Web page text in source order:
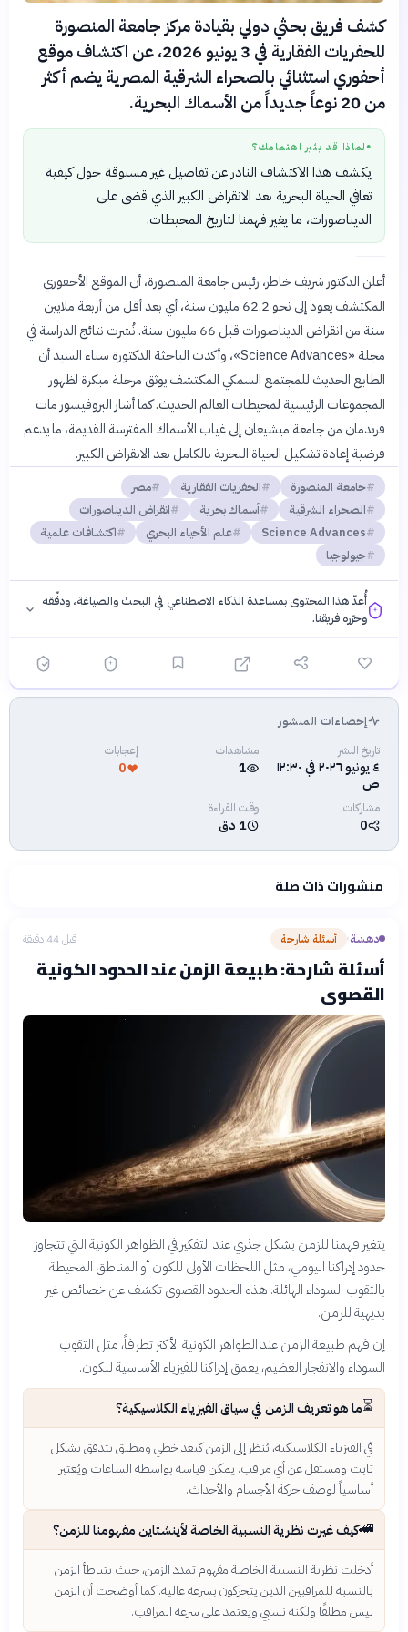
كشف فريق بحثي دولي بقيادة مركز جامعة المنصورة
للحفريات الفقارية في 3 يونيو 2026، عن اكتشاف موقع
أحفوري استثنائي بالصحراء الشرقية المصرية يضم أكثر
من 20 نوعاً جديداً من الأسماك البحرية.
● لماذا قد يثير اهتمامك؟
يكشف هذا الاكتشاف النادر عن تفاصيل غير مسبوقة حول كيفية
تعافي الحياة البحرية بعد الانقراض الكبير الذي قضى على
الديناصورات، ما يغير فهمنا لتاريخ المحيطات.
أعلن الدكتور شريف خاطر، رئيس جامعة المنصورة، أن الموقع الأحفوري
المكتشف يعود إلى نحو 62.2 مليون سنة، أي بعد أقل من أربعة ملايين
سنة من انقراض الديناصورات قبل 66 مليون سنة. نُشرت نتائج الدراسة في
مجلة «Science Advances»، وأكدت الباحثة الدكتورة سناء السيد أن
الطابع الحديث للمجتمع السمكي المكتشف يوثق مرحلة مبكرة لظهور
المجموعات الرئيسية لمحيطات العالم الحديث. كما أشار البروفيسور مات
فريدمان من جامعة ميشيغان إلى غياب الأسماك المفترسة القديمة، ما يدعم
فرضية إعادة تشكيل الحياة البحرية بالكامل بعد الانقراض الكبير.
جامعة المنصورة الحفريات الفقارية
مصر
الصحراء الشرقية
أسماك بحرية
انقراض الديناصورات
Science Advances
علم الأحياء البحري
اكتشافات علمية
جيولوجيا
أُعدّ هذا المحتوى بمساعدة الذكاء الاصطناعي في البحث والصياغة، ودقّقه
وحرّره فريقنا.
فلسفتنا المعرفية·سياسة الذكاء الاصطناعيإحصاءات المنشور
تاريخ النشر
٤ يونيو ٢٠٢٦ في ١٢:٣٠
ص
مشاهدات
1
إعجابات
0
مشاركات
0
وقت القراءة
1 دق
منشورات ذات صلة
دهشة› أسئلة شارحة قبل 44 دقيقة
أسئلة شارحة: طبيعة الزمن عند الحدود الكونية
القصوى
يتغير فهمنا للزمن بشكل جذري عند التفكير في الظواهر الكونية التي تتجاوز
حدود إدراكنا اليومي، مثل اللحظات الأولى للكون أو المناطق المحيطة
بالثقوب السوداء الهائلة. هذه الحدود القصوى تكشف عن خصائص غير
بديهية للزمن.
إن فهم طبيعة الزمن عند الظواهر الكونية الأكثر تطرفاً، مثل الثقوب
السوداء والانفجار العظيم، يعمق إدراكنا للفيزياء الأساسية للكون.
⏳ما هو تعريف الزمن في سياق الفيزياء الكلاسيكية؟
في الفيزياء الكلاسيكية، يُنظر إلى الزمن كبعد خطي ومطلق يتدفق بشكل
ثابت ومستقل عن أي مراقب. يمكن قياسه بواسطة الساعات ويُعتبر
أساسياً لوصف حركة الأجسام والأحداث.
🚄كيف غيرت نظرية النسبية الخاصة لأينشتاين مفهومنا للزمن؟
أدخلت نظرية النسبية الخاصة مفهوم تمدد الزمن، حيث يتباطأ الزمن
بالنسبة للمراقبين الذين يتحركون بسرعة عالية. كما أوضحت أن الزمن
ليس مطلقًا ولكنه نسبي ويعتمد على سرعة المراقب.